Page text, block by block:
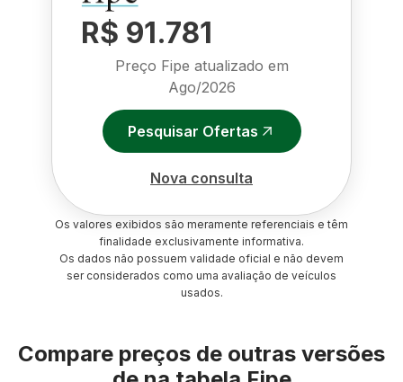
R$ 91.781
Preço Fipe atualizado em
Ago/2026
Pesquisar Ofertas
Nova consulta
Os valores exibidos são meramente referenciais e têm
finalidade exclusivamente informativa.
Os dados não possuem validade oficial e não devem
ser considerados como uma avaliação de veículos
usados.
Compare preços de outras versões